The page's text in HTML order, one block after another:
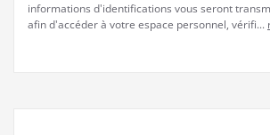
informations d'identifications vous seront
afin d'accéder à votre espace personnel, vérifi...